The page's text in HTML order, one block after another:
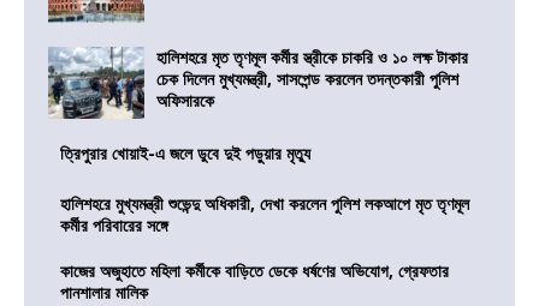
হালিশহরে মৃত তৃণমূল কর্মীর স্ত্রীকে চাকরি ও ১০ লক্ষ টাকার
চেক দিলেন মুখ্যমন্ত্রী, সাসপেন্ড করলেন তদন্তকারী পুলিশ
অফিসারকে
ত্রিপুরার খোয়াই-এ জলে ডুবে দুই পড়ুয়ার মৃত্যু
হালিশহরে মুখ্যমন্ত্রী শুভেন্দু অধিকারী, দেখা করলেন পুলিশ লকআপে মৃত তৃণমূল
কর্মীর পরিবারের সঙ্গে
কাজের অজুহাতে মহিলা কর্মীকে বাড়িতে ডেকে ধর্ষণের অভিযোগ, গ্রেফতার
পানশালার মালিক